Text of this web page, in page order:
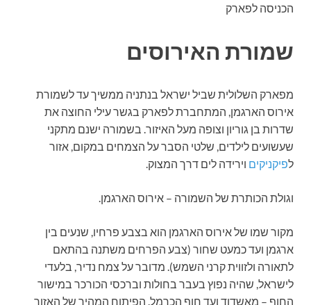
הכניסה לפארק
שמורת האירוסים
מפארק השלולית שביל ישראל בנתניה ממשיך עד לשמורת
אירוס הארגמן, המתחברת לפארק בגשר עילי החוצה את
שדרות בן גוריון וצופה מעל האיזור. בשמורה ישנם מתקני
שעשועים לילדים, שלטי הסבר על הצמחים במקום, אזור
לפיקניקים וירידה לים דרך המצוק.
וגולת הכותרת של השמורה – אירוס הארגמן.
מקור שמו של אירוס הארגמן הוא בצבע פרחיו, שנעים בין
ארגמן ועד כמעט שחור (צבע הפרחים משתנה בהתאם
לתאורה ולזווית קרני השמש). מדובר על צמח נדיר, בלעדי
לישראל, שהיה נפוץ בעבר בחולות וברכסי הכורכר במישור
החוף – מאשדוד ועד חוף הכרמל. הפיתוח המהיר של האזור